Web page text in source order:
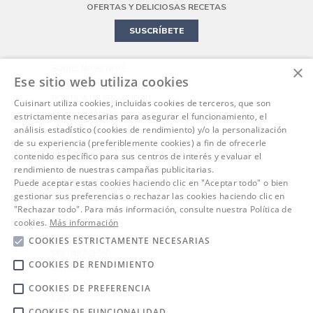
MINI HORNO
OFERTAS Y DELICIOSAS RECETAS
SUSCRÍBETE
CONDICIONES GENERALES
POLÍTICA DE PRIVACIDAD
AVISO LEGAL
POLÍTICA DE COOKIES
RECETAS
ATENCIÓN AL CLIENTE
ENTREGAS
DEVOLUCIONES
FAQ
OUTDOORS
COCCIÓN
DESAYUNO
×
Ese sitio web utiliza cookies
Cuisinart utiliza cookies, incluidas cookies de terceros, que son
estrictamente necesarias para asegurar el funcionamiento, el
análisis estadístico (cookies de rendimiento) y/o la personalización
de su experiencia (preferiblemente cookies) a fin de ofrecerle
contenido específico para sus centros de interés y evaluar el
rendimiento de nuestras campañas publicitarias.
Puede aceptar estas cookies haciendo clic en "Aceptar todo" o bien
gestionar sus preferencias o rechazar las cookies haciendo clic en
"Rechazar todo". Para más información, consulte nuestra Política de
cookies. Más información
COOKIES ESTRICTAMENTE NECESARIAS
COOKIES DE RENDIMIENTO
COOKIES DE PREFERENCIA